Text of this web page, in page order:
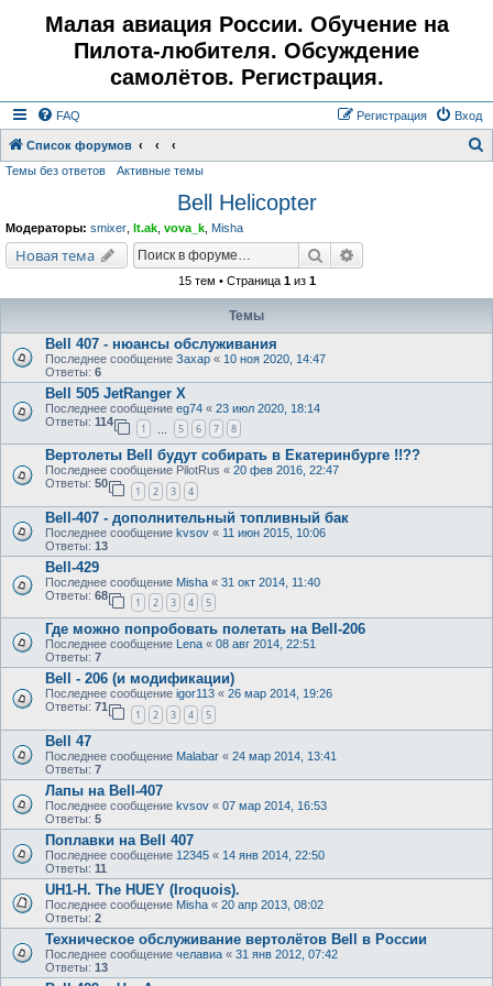
Малая авиация России. Обучение на
Пилота-любителя. Обсуждение
самолётов. Регистрация.
FAQ Вход
Регистрация
Список форумов
Темы без ответов Активные темы
Bell Helicopter
Модераторы: smixer lt.ak vova_k Misha
Новая тема Поиск
15 тем • Страница 1из 1
Темы
Bell 407 - нюансы обслуживания
Последнее сообщение Захар « 10 ноя 2020, 14:47
Ответы: 6
Bell 505 JetRanger X
Последнее сообщение eg74 « 23 июл 2020, 18:14
Ответы: 114
1 5 6 7 8
Вертолеты Bell будут собирать в Екатеринбурге !!??
Последнее сообщение PilotRus « 20 фев 2016, 22:47
Ответы: 50
1 2 3 4
Bell-407 - дополнительный топливный бак
Последнее сообщение kvsov « 11 июн 2015, 10:06
Ответы: 13
Bell-429
Последнее сообщение Misha « 31 окт 2014, 11:40
Ответы: 68
1 2 3 4 5
Где можно попробовать полетать на Bell-206
Последнее сообщение Lena « 08 авг 2014, 22:51
Ответы: 7
Bell - 206 (и модификации)
Последнее сообщение igor113 « 26 мар 2014, 19:26
Ответы: 71
1 2 3 4 5
Bell 47
Последнее сообщение Malabar « 24 мар 2014, 13:41
Ответы: 7
Лапы на Bell-407
Последнее сообщение kvsov « 07 мар 2014, 16:53
Ответы: 5
Поплавки на Bell 407
Последнее сообщение 12345 « 14 янв 2014, 22:50
Ответы: 11
UH1-H. The HUEY (Iroquois).
Последнее сообщение Misha « 20 апр 2013, 08:02
Ответы: 2
Техническое обслуживание вертолётов Bell в России
Последнее сообщение челавиа « 31 янв 2012, 07:42
Ответы: 13